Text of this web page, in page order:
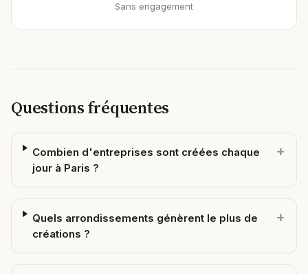
Sans engagement
Questions fréquentes
Combien d'entreprises sont créées chaque
jour à Paris ?
+
Quels arrondissements génèrent le plus de
créations ?
+